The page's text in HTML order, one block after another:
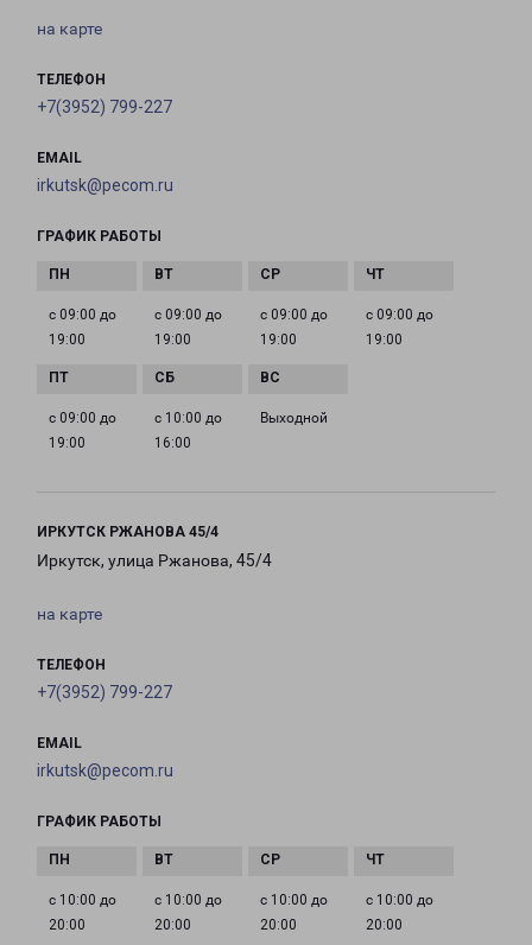
на карте
ТЕЛЕФОН
+7(3952) 799-227
EMAIL
irkutsk@pecom.ru
ГРАФИК РАБОТЫ
с 09:00 до
19:00
с 09:00 до
19:00
с 09:00 до
19:00
с 09:00 до
19:00
с 09:00 до
19:00
с 10:00 до
16:00
Выходной
ИРКУТСК РЖАНОВА 45/4
Иркутск, улица Ржанова, 45/4
на карте
ТЕЛЕФОН
+7(3952) 799-227
EMAIL
irkutsk@pecom.ru
ГРАФИК РАБОТЫ
с 10:00 до
20:00
с 10:00 до
20:00
с 10:00 до
20:00
с 10:00 до
20:00